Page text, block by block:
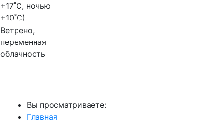
+17˚C, ночью
+10˚C)
Ветрено,
переменная
облачность
Вы просматриваете:
Главная